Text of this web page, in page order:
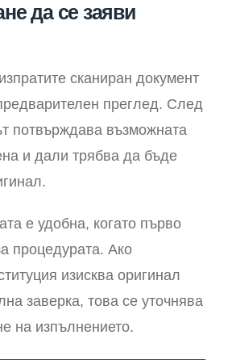
да се заяви
сканиран документ
преглед. След
потвърждава възможната
и дали трябва да бъде
е удобна, когато първо
процедурата. Ако
изисква оригинал
заверка, това се уточнява
на изпълнението.